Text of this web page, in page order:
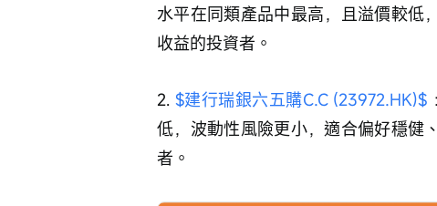
水平在同類產品中最高，且溢價較低
收益的投資者。
2. $建行瑞銀六五購C.C (23972.HK)$
低，波動性風險更小，適合偏好穩健
者。